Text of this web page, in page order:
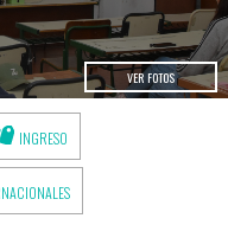
VER FOTOS
INGRESO